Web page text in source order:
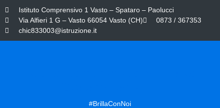
Istituto Comprensivo 1 Vasto – Spataro – Paolucci
Via Alfieri 1 G – Vasto 66054 Vasto (CH)
0873 / 367353
chic833003@istruzione.it
#BrillaConNoi